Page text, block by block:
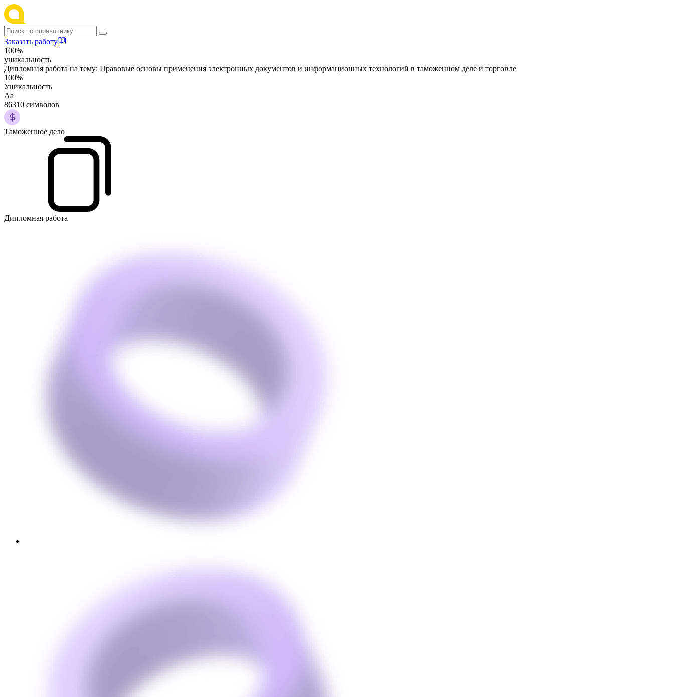
Заказать работу
100%
уникальность
Дипломная работа на тему: Правовые основы применения электронных документов и информационных технологий в таможенном деле и торговле
100%
Уникальность
Аа
86310 символов
Таможенное дело
Дипломная работа